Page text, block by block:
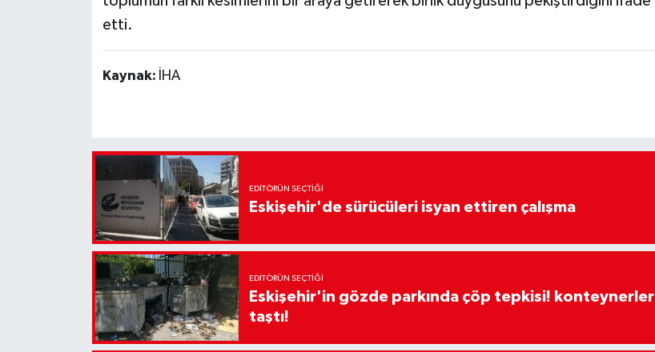
etti.
Kaynak: İHA
EDITÖRÜN SEÇTIĞI
Eskişehir'de sürücüleri isyan ettiren çalışma
EDITÖRÜN SEÇTIĞI
Eskişehir'in gözde parkında çöp tepkisi! konteynerler
taştı!